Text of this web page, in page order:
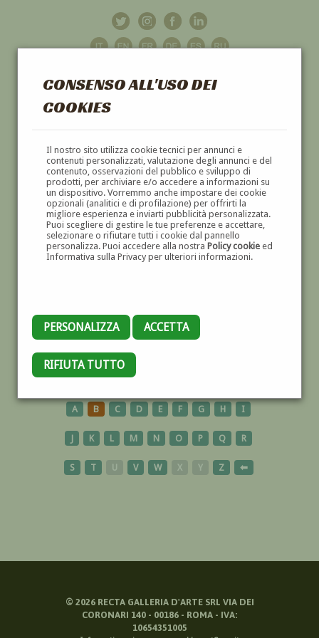
CONSENSO ALL'USO DEI
COOKIES
Il nostro sito utilizza cookie tecnici per annunci e
contenuti personalizzati, valutazione degli annunci e del
contenuto, osservazioni del pubblico e sviluppo di
prodotti, per archiviare e/o accedere a informazioni su
un dispositivo. Vorremmo anche impostare dei cookie
opzionali (analitici e di profilazione) per offrirti la
migliore esperienza e inviarti pubblicità personalizzata.
Puoi scegliere di gestire le tue preferenze e accettare,
selezionare o rifiutare tutti i cookie dal pannello
personalizza. Puoi accedere alla nostra Policy cookieed
Informativa sulla Privacy per ulteriori informazioni.
PERSONALIZZA ACCETTA
RIFIUTA TUTTO
GALLERIAD'ARTE
DIPINTI E SCULTURE '800 E '900
ARNO
A B C D E F G H I
J K L M N O P Q R
S T U V W X Y Z ⬅
© 2026RECTA GALLERIA D'ARTE SRL VIA DEI
CORONARI 140 - 00186 - ROMA - IVA:
10654351005